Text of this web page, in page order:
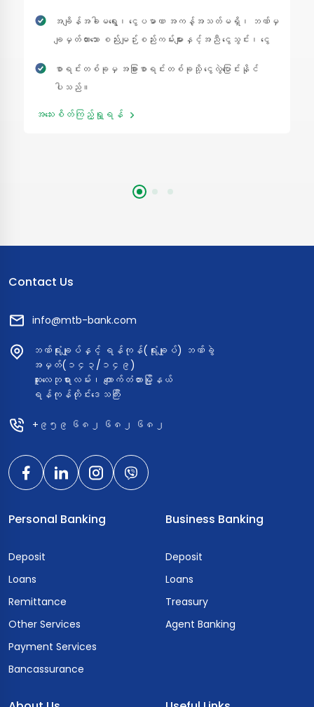
အချိန်အခါမရွေး၊ ငွေပမာဏ အကန့်အသတ်မရှိ၊ ဘဏ်မှ
ချမှတ်ထားသော စည်းမျဉ်းစည်းကမ်းများနှင့်အညီ ငွေသွင်း၊ ငွေ
စာရင်းတစ်ခုမှ အခြားစာရင်းတစ်ခုသို့ ငွေလွဲပြောင်းနိုင်
ပါသည်။
အသေးစိတ်ကြည့်ရှု့ရန်
Contact Us
info@mtb-bank.com
ဘဏ်ရုံးချုပ်နှင့် ရန်ကုန်(ရုံးချုပ်) ဘဏ်ခွဲ
အမှတ်(၁၄၃/၁၄၉)
ဆူးလေဘုရားလမ်း၊ ကျောက်တံတားမြို့နယ်
ရန်ကုန်တိုင်းဒေသကြီး
+၉၅၉ ၆၈၂ ၆၈၂ ၆၈၂
Personal Banking
Deposit
Loans
Remittance
Other Services
Payment Services
Bancassurance
Business Banking
Deposit
Loans
Treasury
Agent Banking